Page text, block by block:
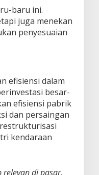
baru ini.
juga menekan
penyesuaian
efisiensi dalam
besar-
efisiensi pabrik
dan persaingan
kendaraan
di pasar,